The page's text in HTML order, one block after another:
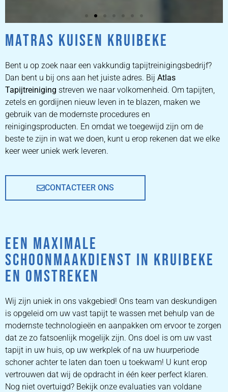
ZETEL
REINIGEN
ZETEL REINIGEN DOOR
PROFESSIONALS
MATRAS KUISEN KRUIBEKE
Bent u op zoek naar een vakkundig tapijtreinigingsbedrijf?
Dan bent u bij ons aan het juiste adres. Bij Atlas
Tapijtreiniging streven we naar volkomenheid. Om tapijten,
zetels en gordijnen nieuw leven in te blazen, maken we
gebruik van de modernste procedures en
reinigingsproducten. En omdat we toegewijd zijn om de
beste te zijn in wat we doen, kunt u erop rekenen dat we elke
keer weer uniek werk leveren.
CONTACTEER ONS
EEN MAXIMALE
SCHOONMAAKDIENST IN KRUIBEKE
EN OMSTREKEN
Wij zijn uniek in ons vakgebied! Ons team van deskundigen
is opgeleid om uw vast tapijt te wassen met behulp van de
modernste technologieën en aanpakken om ervoor te zorgen
dat ze zo fatsoenlijk mogelijk zijn. Ons doel is om uw vast
tapijt in uw huis, op uw werkplek of na uw huurperiode
schoner achter te laten dan toen u toekwam! U kunt erop
vertrouwen dat wij de opdracht in één keer perfect klaren.
Nog niet overtuigd? Bekijk onze evaluaties van voldane